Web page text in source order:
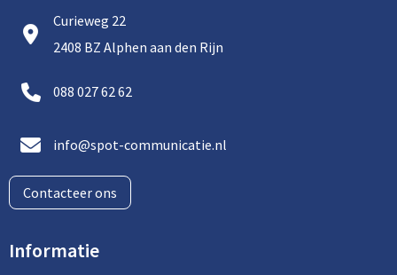
Curieweg 22
2408 BZ Alphen aan den Rijn
088 027 62 62
info@spot-communicatie.nl
Contacteer ons
Informatie